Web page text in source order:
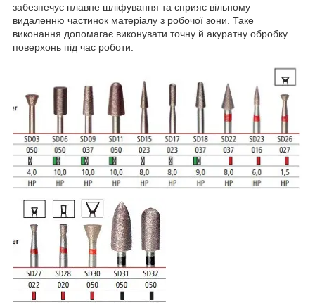
забезпечує плавне шліфування та сприяє вільному
видаленню частинок матеріалу з робочої зони. Таке
виконання допомагає виконувати точну й акуратну обробку
поверхонь під час роботи.